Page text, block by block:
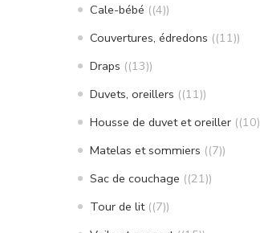
Cale-bébé (4)
Couvertures, édredons (11)
Draps (13)
Duvets, oreillers (11)
Housse de duvet et oreiller (10)
Matelas et sommiers (7)
Sac de couchage (21)
Tour de lit (7)